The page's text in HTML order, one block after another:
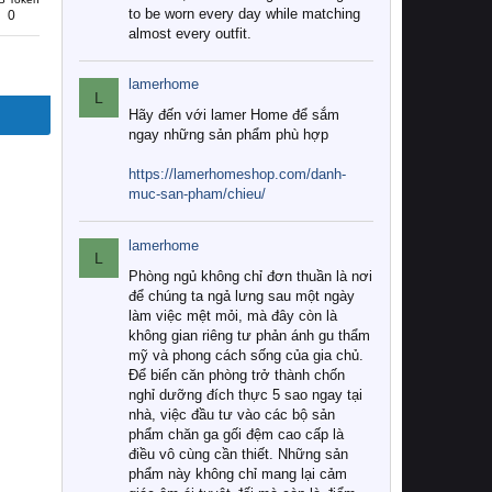
0
to be worn every day while matching
almost every outfit.
L
lamerhome
Hãy đến với lamer Home để sắm
ngay những sản phẩm phù hợp
https://lamerhomeshop.com/danh-
muc-san-pham/chieu/
L
lamerhome
Phòng ngủ không chỉ đơn thuần là nơi
để chúng ta ngả lưng sau một ngày
làm việc mệt mỏi, mà đây còn là
không gian riêng tư phản ánh gu thẩm
mỹ và phong cách sống của gia chủ.
Để biến căn phòng trở thành chốn
nghỉ dưỡng đích thực 5 sao ngay tại
nhà, việc đầu tư vào các bộ sản
phẩm chăn ga gối đệm cao cấp là
điều vô cùng cần thiết. Những sản
phẩm này không chỉ mang lại cảm